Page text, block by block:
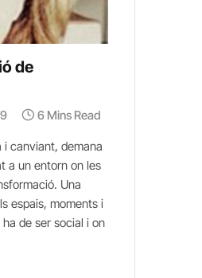
de
6 Mins Read
i canviant, demana
a un entorn on les
Una
espais, moments i
de ser social i on